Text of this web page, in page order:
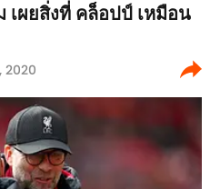
ผยสิ่งที่ คล็อปป์ เหมือน
2020